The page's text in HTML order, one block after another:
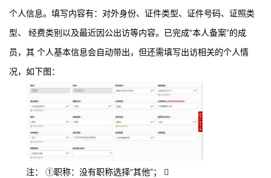
个人信息。填写内容有：对外身份、证件类型、证件号码、证照类
型、 经费类别以及最近因公出访等内容。已完成“本人备案”的成
员，其 个人基本信息会自动带出，但还需填写出访相关的个人情
况，如下图：
注： ①职称：没有职称选择“其他”； 